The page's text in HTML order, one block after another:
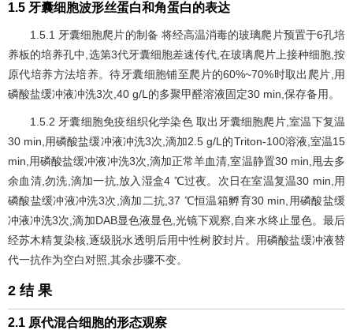
1.5 牙囊细胞波形丝蛋白和角蛋白的表达
1.5.1 牙囊细胞爬片的制备 将经高温消毒的玻璃爬片预置于6孔培
养板的培养孔中,选第3代牙囊细胞差速传代,在玻璃爬片上接种细胞,按
原代培养方法培养。待牙囊细胞铺至爬片的60%~70%时取出爬片,用
磷酸盐缓冲液冲洗3次,40 g/L的多聚甲醛溶液固定30 min,保存备用。
1.5.2 牙囊细胞免疫组织化学染色 取出牙囊细胞爬片,室温下复温
30 min,用磷酸盐缓冲液冲洗3次,滴加2.5 g/L的Triton-100溶液,室温15
min,用磷酸盐缓冲液冲洗3次,滴加正常羊血清,室温静置30 min,甩去多
余血清,勿洗,滴加一抗,放入湿盒4 ℃过夜。次日在室温复温30 min,用
磷酸盐缓冲液冲洗3次,滴加二抗,37 ℃恒温箱孵育30 min,用磷酸盐缓
冲液冲洗3次,滴加DAB显色液显色,光镜下观察,自来水终止显色。最后
经苏木精复染核,逐级脱水透明后用中性树胶封片。用磷酸盐缓冲液替
代一抗作为空白对照,其余步骤不变。
2 结 果
2.1 原代混合细胞的形态观察